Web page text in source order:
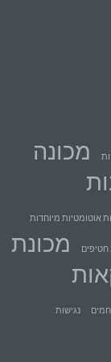
מכונה
אוטומטיות מיוחדות
חטיפים
מכונת
נגישות